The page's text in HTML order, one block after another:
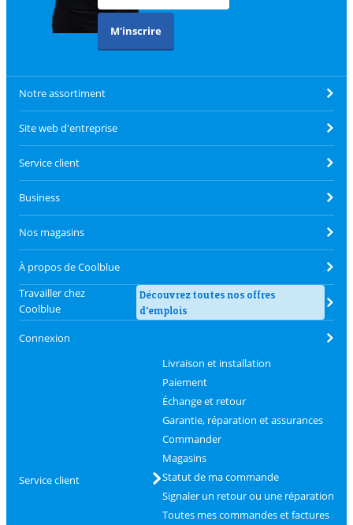
M'inscrire
Notre assortiment
Site web d'entreprise
Service client
Business
Nos magasins
À propos de Coolblue
Travailler chez
Coolblue
Découvrez toutes nos offres
d'emplois
Connexion
Service client
Livraison et installation
Paiement
Échange et retour
Garantie, réparation et assurances
Commander
Magasins
Statut de ma commande
Signaler un retour ou une réparation
Toutes mes commandes et factures